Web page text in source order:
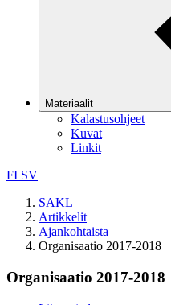
Materiaalit
Kalastusohjeet
Kuvat
Linkit
FI SV
SAKL
Artikkelit
Ajankohtaista
Organisaatio 2017-2018
Organisaatio 2017-2018